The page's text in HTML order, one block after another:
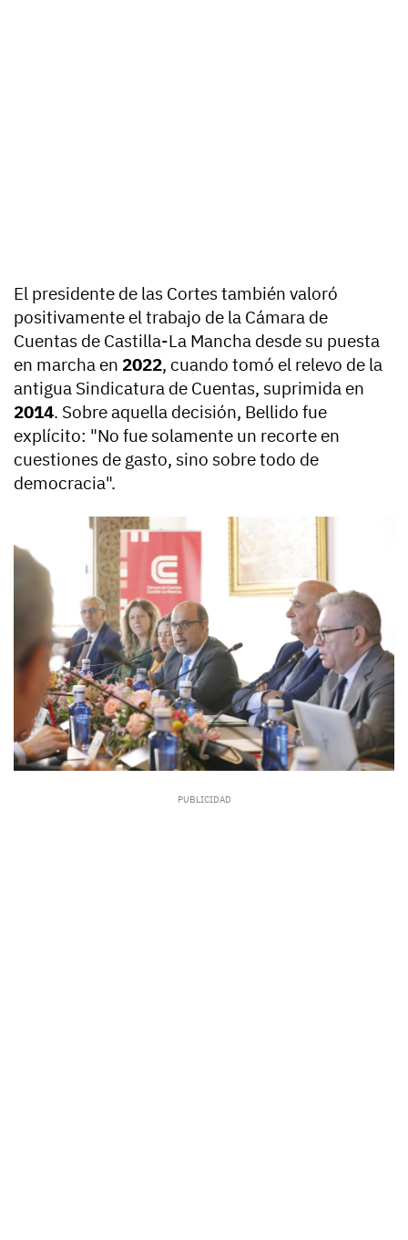
El presidente de las Cortes también valoró
positivamente el trabajo de la Cámara de
Cuentas de Castilla-La Mancha desde su puesta
en marcha en 2022, cuando tomó el relevo de la
antigua Sindicatura de Cuentas, suprimida en
2014. Sobre aquella decisión, Bellido fue
explícito: "No fue solamente un recorte en
cuestiones de gasto, sino sobre todo de
democracia".